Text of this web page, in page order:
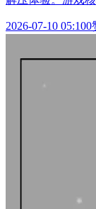
2026-07-10 05:100